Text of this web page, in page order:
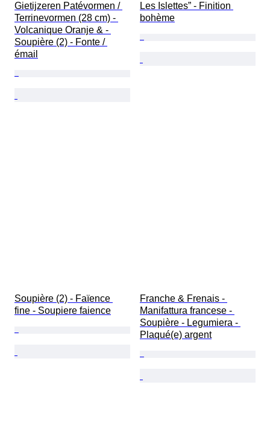
Gietijzeren Patévormen /
Terrinevormen (28 cm) -
Volcanique Oranje & -
Soupière (2) - Fonte /
émail
Les Islettes” - Finition
bohème
Soupière (2) - Faïence
fine - Soupiere faience
Franche & Frenais -
Manifattura francese -
Soupière - Legumiera -
Plaqué(e) argent